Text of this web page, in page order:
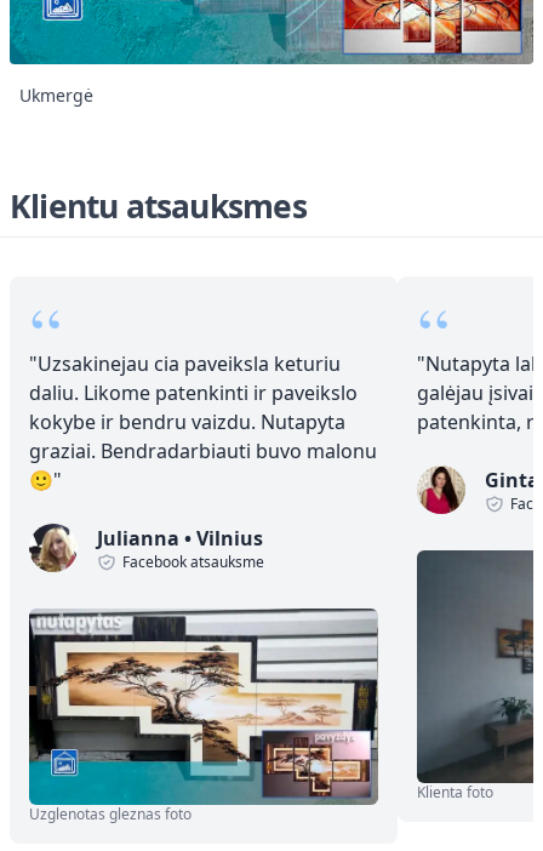
Ukmergė
Klientu atsauksmes
“
"Uzsakinejau cia paveiksla keturiu
daliu. Likome patenkinti ir paveikslo
kokybe ir bendru vaizdu. Nutapyta
graziai. Bendradarbiauti buvo malonu
🙂"
Julianna •Vilnius
Facebook atsauksme
Uzglenotas gleznas foto
“
"Nutapyta
galėjau
patenkinta,
Klienta foto